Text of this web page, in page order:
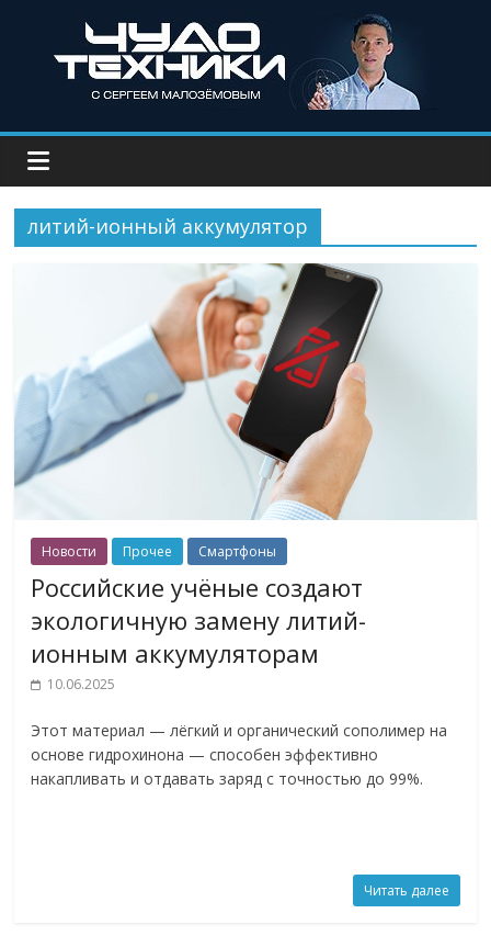
литий-ионный аккумулятор
Новости Прочее Смартфоны
Российские учёные создают
экологичную замену литий-
ионным аккумуляторам
10.06.2025
Этот материал — лёгкий и органический сополимер на
основе гидрохинона — способен эффективно
накапливать и отдавать заряд с точностью до 99%.
Читать далее